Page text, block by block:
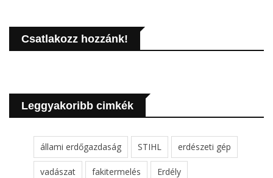
Csatlakozz hozzánk!
Leggyakoribb cimkék
állami erdőgazdaság STIHL erdészeti gép
vadászat fakitermelés Erdély